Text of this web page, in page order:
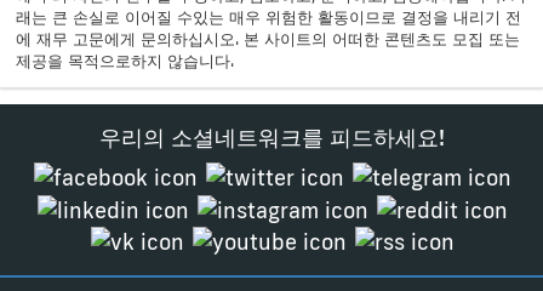
래는 큰 손실로 이어질 수있는 매우 위험한 활동이므로 결정을 내리기 전
에 재무 고문에게 문의하십시오. 본 사이트의 어떠한 콘텐츠도 모집 또는
제공을 목적으로하지 않습니다.
우리의 소셜네트워크를 피드하세요!